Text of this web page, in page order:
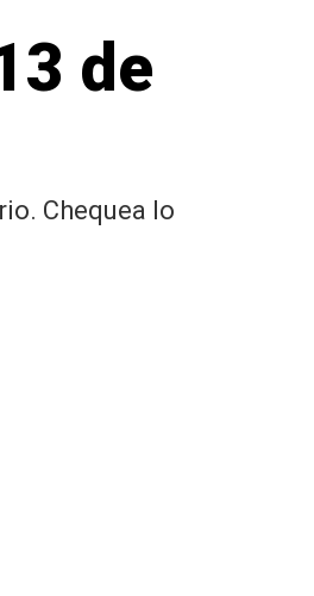
de
Chequea lo